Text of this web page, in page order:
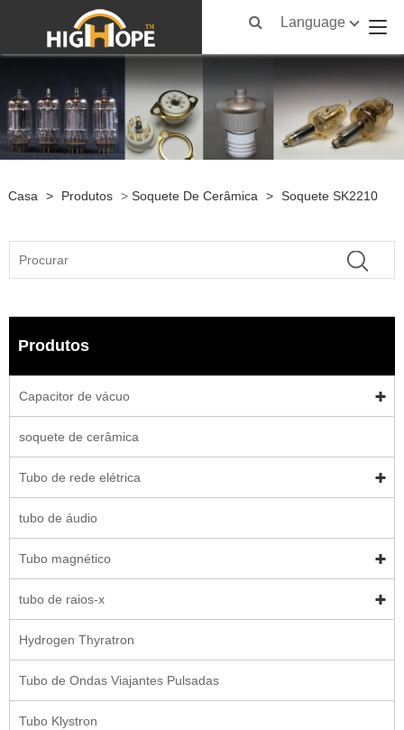
Language
Casa > Produtos > Soquete De Cerâmica > Soquete SK2210
Produtos
Capacitor de vácuo
soquete de cerâmica
Tubo de rede elétrica
tubo de áudio
Tubo magnético
tubo de raios-x
Hydrogen Thyratron
Tubo de Ondas Viajantes Pulsadas
Tubo Klystron